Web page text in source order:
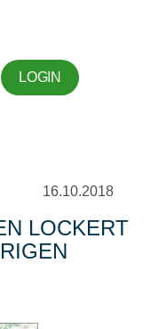
LOGIN
16.10.2018
LOCKERT